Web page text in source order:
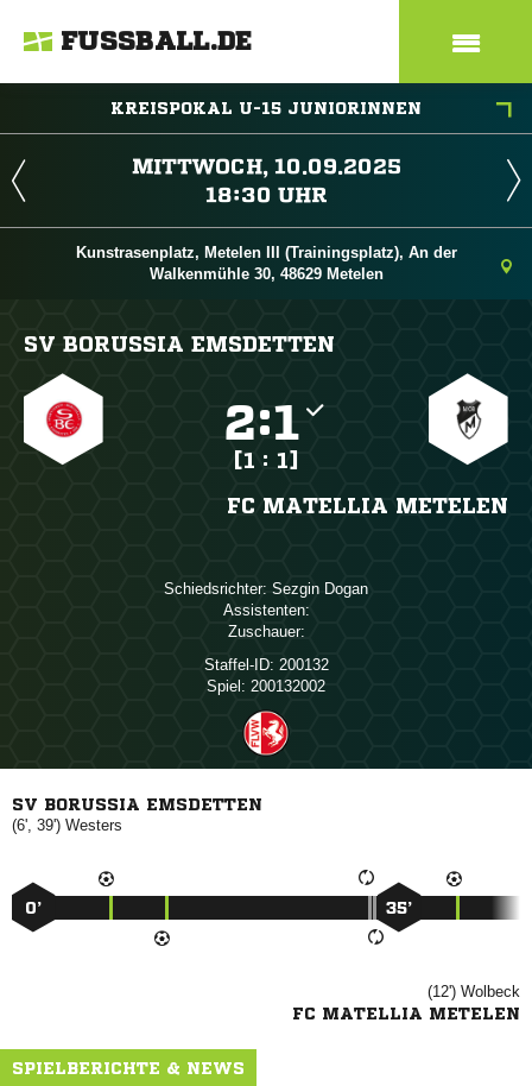
FUSSBALL.DE
KREISPOKAL U-15 JUNIORINNEN
 
 
Kunstrasenplatz, Metelen III (Trainingsplatz), An der
Walkenmühle 30, 48629 Metelen
SV BORUSSIA EMSDETTEN
:
[1 : 1]
FC MATELLIA METELEN
Schiedsrichter:  
Assistenten:
Zuschauer:
Staffel-ID: 200132
Spiel: 200132002
SV BORUSSIA EMSDETTEN
(6', 39') 
0’ 35’
(12') 
FC MATELLIA METELEN
SPIELBERICHTE & NEWS